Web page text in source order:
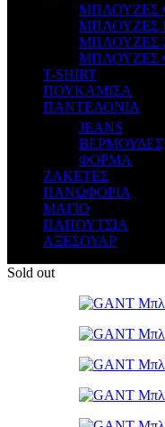
ΜΠΛΟΥΖΕΣ
ΜΠΛΟΥΖΕΣ
ΜΠΛΟΥΖΕΣ
ΜΠΛΟΥΖΕΣ
T-SHIRT
ΠΟΥΚΑΜΙΣΑ
ΠΑΝΤΕΛΟΝΙΑ
JEANS
ΒΕΡΜΟΥΔΕΣ
ΦΟΡΜΑ
ΖΑΚΕΤΕΣ
ΠΑΝΩΦΟΡΙΑ
ΜΑΓΙΟ
ΠΑΠΟΥΤΣΙΑ
ΑΞΕΣΟΥΑΡ
Sold out